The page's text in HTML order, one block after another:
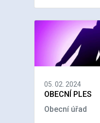
05. 02. 2024
OBECNÍ PLES
Obecní úřad